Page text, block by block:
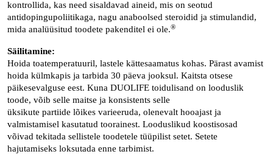
kontrollida, kas need sisaldavad aineid, mis on seotud
antidopingupoliitikaga, nagu anaboolsed steroidid ja stimulandid,
mida analüüsitud toodete pakenditel ei ole.®
Säilitamine:
Hoida toatemperatuuril, lastele kättesaamatus kohas. Pärast avamist
hoida külmkapis ja tarbida 30 päeva jooksul. Kaitsta otsese
päikesevalguse eest. Kuna DUOLIFE toidulisand on looduslik
toode, võib selle maitse ja konsistents selle
üksikute partiide lõikes varieeruda, olenevalt hooajast ja
valmistamisel kasutatud toorainest. Looduslikud koostisosad
võivad tekitada sellistele toodetele tüüpilist setet. Setete
hajutamiseks loksutada enne tarbimist.